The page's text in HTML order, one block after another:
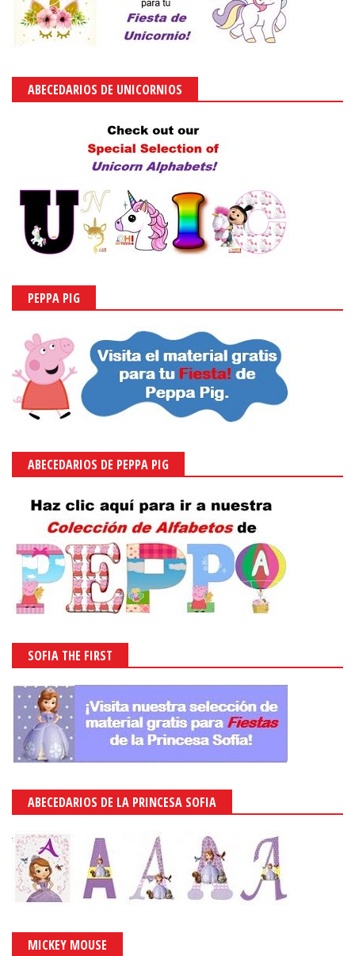
ABECEDARIOS DE UNICORNIOS
PEPPA PIG
ABECEDARIOS DE PEPPA PIG
SOFIA THE FIRST
ABECEDARIOS DE LA PRINCESA SOFIA
MICKEY MOUSE